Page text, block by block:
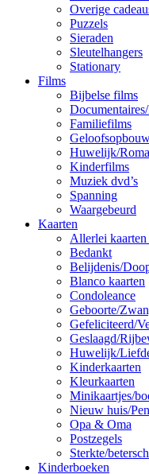
Overige
Puzzels
Sieraden
Sleutelhangers
Stationary
Films
Bijbelse films
Familiefilms
Huwelijk/
Kinderfilms
Muziek dvd’s
Spanning
Waargebeurd
Kaarten
Allerlei kaarten
Bedankt
Belijdenis/
Blanco kaarten
Condoleance
Geboorte/
Gefeliciteerd/
Geslaagd/
Huwelijk/
Kinderkaarten
Kleurkaarten
Minikaartjes/
Nieuw huis/
Opa & Oma
Postzegels
Sterkte/
Kinderboeken